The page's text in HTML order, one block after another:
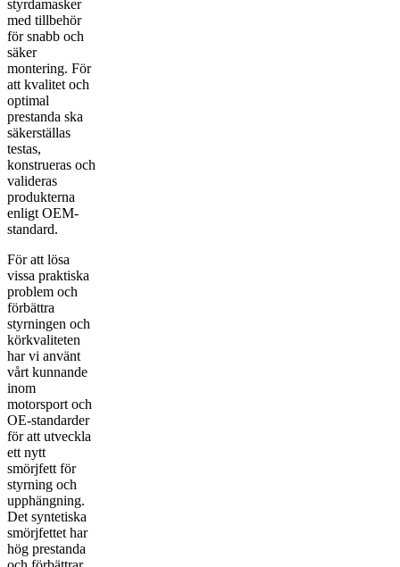
styrdamasker
med tillbehör
för snabb och
säker
montering. För
att kvalitet och
optimal
prestanda ska
säkerställas
testas,
konstrueras och
valideras
produkterna
enligt OEM-
standard.
För att lösa
vissa praktiska
problem och
förbättra
styrningen och
körkvaliteten
har vi använt
vårt kunnande
inom
motorsport och
OE-standarder
för att utveckla
ett nytt
smörjfett för
styrning och
upphängning.
Det syntetiska
smörjfettet har
hög prestanda